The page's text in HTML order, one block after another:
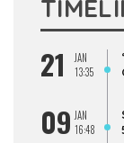
21
JAN
13:35
09 JAN
16:48